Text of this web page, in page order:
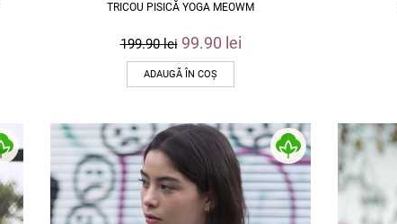
TRICOU PISICĂ YOGA MEOWM
199.90lei 99.90 lei
ADAUGĂ ÎN COȘ